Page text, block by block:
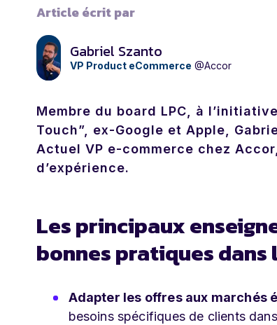
Article écrit par
Gabriel Szanto
VP Product eCommerce @Accor
Membre du board LPC, à
Touch”, ex-Google et Apple,
Actuel VP e-commerce chez
d’expérience.
Les principaux
bonnes pratiques dans
Adapter les offres aux marchés
besoins spécifiques de clients